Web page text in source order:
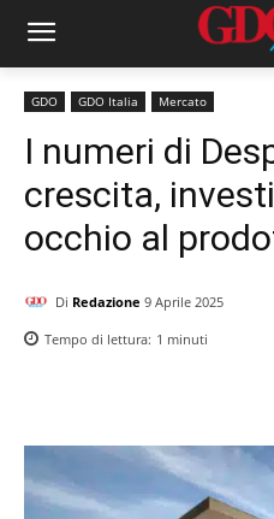
GDO GDO Italia Mercato
I numeri di
crescita,
occhio al
Di Redazione 9 Aprile 2025
Tempo di lettura: 1 minuti